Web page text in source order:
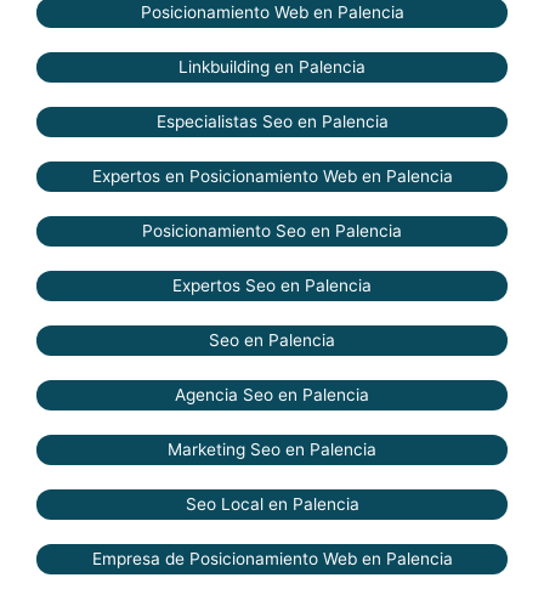
Posicionamiento Web en Palencia
Linkbuilding en Palencia
Especialistas Seo en Palencia
Expertos en Posicionamiento Web en Palencia
Posicionamiento Seo en Palencia
Expertos Seo en Palencia
Seo en Palencia
Agencia Seo en Palencia
Marketing Seo en Palencia
Seo Local en Palencia
Empresa de Posicionamiento Web en Palencia